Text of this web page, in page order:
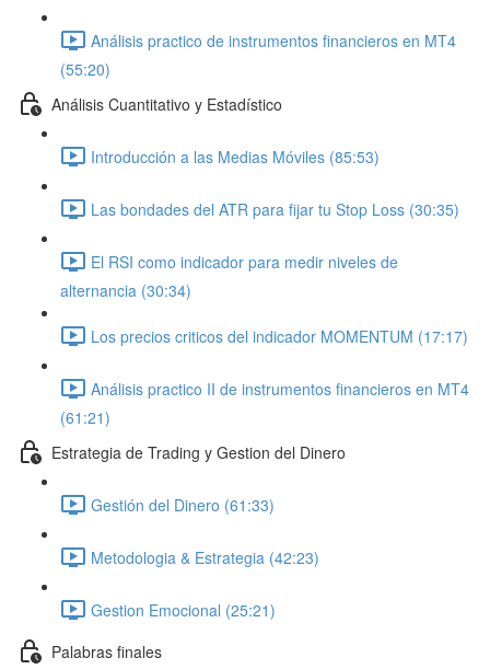
Análisis practico de instrumentos financieros en MT4
(55:20)
Análisis Cuantitativo y Estadístico
Introducción a las Medias Móviles (85:53)
Las bondades del ATR para fijar tu Stop Loss (30:35)
El RSI como indicador para medir niveles de
alternancia (30:34)
Los precios criticos del indicador MOMENTUM (17:17)
Análisis practico II de instrumentos financieros en MT4
(61:21)
Estrategia de Trading y Gestion del Dinero
Gestión del Dinero (61:33)
Metodologia & Estrategia (42:23)
Gestion Emocional (25:21)
Palabras finales